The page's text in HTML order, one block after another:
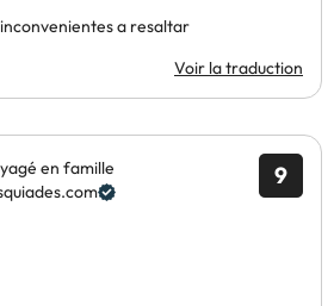
a resaltar
Voir la traduction
9
en famille